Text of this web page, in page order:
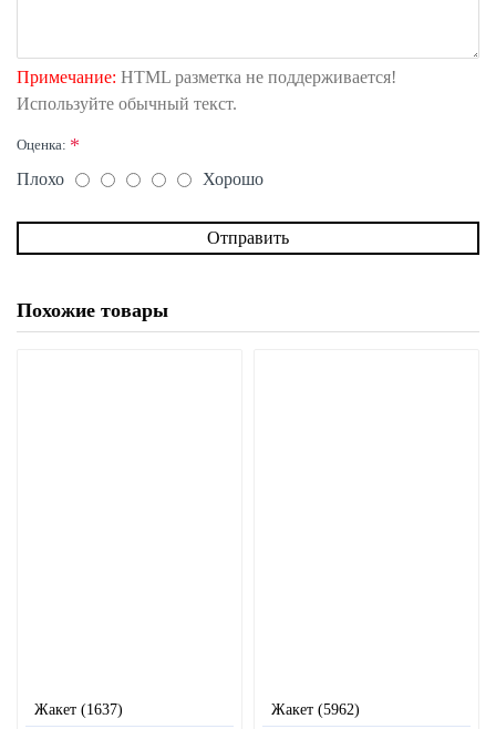
Примечание: HTML разметка не поддерживается!
Используйте обычный текст.
Оценка:
Плохо Хорошо
Отправить
Похожие товары
Жакет (1637) Жакет (5962)